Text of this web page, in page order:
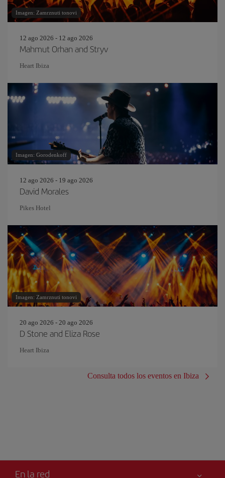
Imagen: Zamrznuti tonovi
12 ago 2026 - 12 ago 2026
Mahmut Orhan and Stryv
Heart Ibiza
Imagen: Gorodenkoff
12 ago 2026 - 19 ago 2026
David Morales
Pikes Hotel
Imagen: Zamrznuti tonovi
20 ago 2026 - 20 ago 2026
D Stone and Eliza Rose
Heart Ibiza
Consulta todos los eventos en Ibiza
En la red